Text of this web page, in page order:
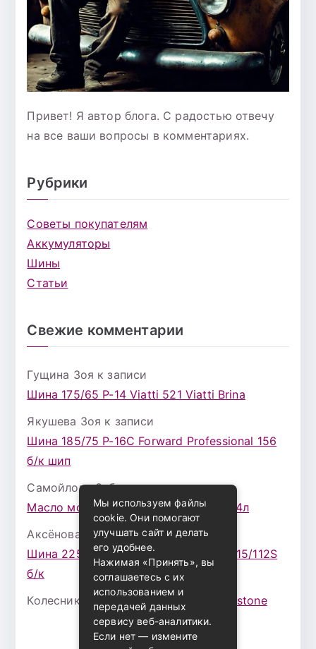
Привет! Я автор блога. С радостью отвечу
на все ваши вопросы в комментариях.
Рубрики
Советы покупателям
Аккумуляторы
Шины
Статьи
Свежие комментарии
Гущина Зоя к записи
Шина 175/65 Р-14 Viatti 521 Viatti Brina
Якушева Зоя к записи
Шина 185/75 Р-16С Forward Professional 156
б/к шип
Самойлова Забавак записи
Масло моторное ZIC X7 (A+) 10W30 4л
Аксёнова Адельк записи
Шина 225/75 Р-16 Nokian Rotiva HT 115/112S
б/к
Колесникова Аурикак записи Bridgestone
Мы используем файлы
cookie. Они помогают
улучшать сайт и делать
его удобнее.
Нажимая «Принять», вы
соглашаетесь с их
использованием и
передачей данных
сервису веб-аналитики.
Если нет — измените